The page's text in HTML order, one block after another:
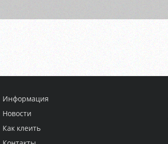
Информация
Новости
Как клеить